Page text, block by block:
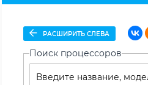
РАСШИРИТЬ СЛЕВА
Поиск процессоров